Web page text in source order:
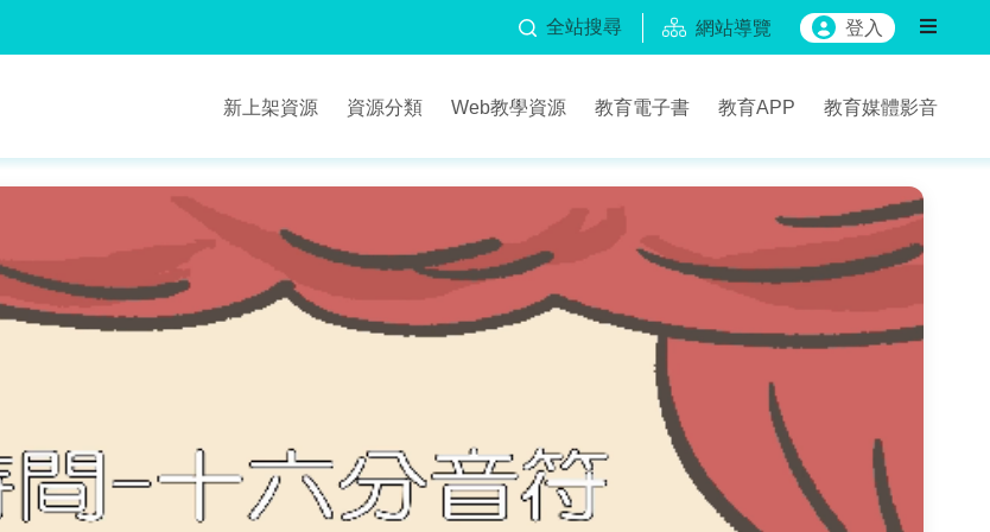
全站搜尋 網站導覽 登入
新上架資源 資源分類 Web教學資源 教育電子書 教育APP 教育媒體影音